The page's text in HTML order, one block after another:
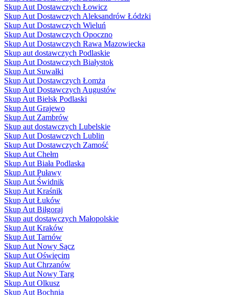
Skup Aut Dostawczych Łowicz
Skup Aut Dostawczych Aleksandrów Łódzki
Skup Aut Dostawczych Wieluń
Skup Aut Dostawczych Opoczno
Skup Aut Dostawczych Rawa Mazowiecka
Skup aut dostawczych Podlaskie
Skup Aut Dostawczych Białystok
Skup Aut Suwałki
Skup Aut Dostawczych Łomża
Skup Aut Dostawczych Augustów
Skup Aut Bielsk Podlaski
Skup Aut Grajewo
Skup Aut Zambrów
Skup aut dostawczych Lubelskie
Skup Aut Dostawczych Lublin
Skup Aut Dostawczych Zamość
Skup Aut Chełm
Skup Aut Biała Podlaska
Skup Aut Puławy
Skup Aut Świdnik
Skup Aut Kraśnik
Skup Aut Łuków
Skup Aut Biłgoraj
Skup aut dostawczych Małopolskie
Skup Aut Kraków
Skup Aut Tarnów
Skup Aut Nowy Sącz
Skup Aut Oświęcim
Skup Aut Chrzanów
Skup Aut Nowy Targ
Skup Aut Olkusz
Skup Aut Bochnia